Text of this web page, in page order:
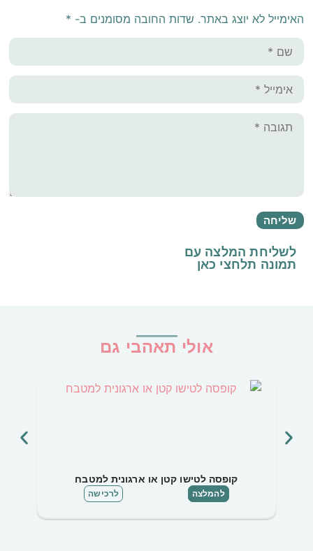
האימייל לא יוצג באתר. שדות החובה מסומנים ב- *
לשליחת המלצה עם
תמונה תלחצי כאן
אולי תאהבי גם
קופסה לטישו קטן או ארגונית למטבח
להמלצה לרכישה